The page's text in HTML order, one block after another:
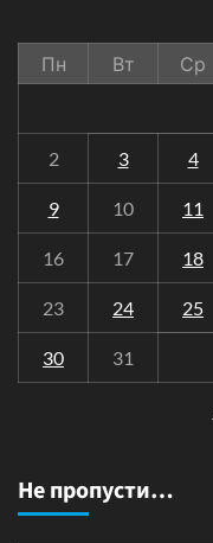
Пн
Вт Ср
2 3 4
9 10 11
16 17 18
23 24 25
30 31
Не пропусти…